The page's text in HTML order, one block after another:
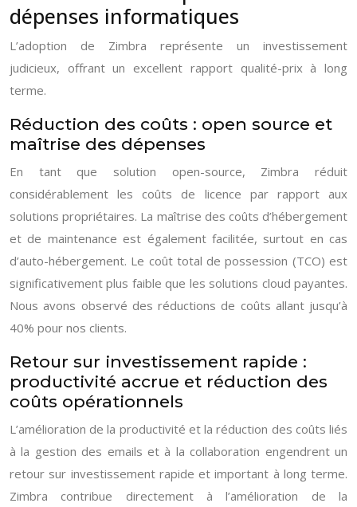
dépenses informatiques
L’adoption de Zimbra représente un investissement
judicieux, offrant un excellent rapport qualité-prix à long
terme.
Réduction des coûts : open source et
maîtrise des dépenses
En tant que solution open-source, Zimbra réduit
considérablement les coûts de licence par rapport aux
solutions propriétaires. La maîtrise des coûts d’hébergement
et de maintenance est également facilitée, surtout en cas
d’auto-hébergement. Le coût total de possession (TCO) est
significativement plus faible que les solutions cloud payantes.
Nous avons observé des réductions de coûts allant jusqu’à
40% pour nos clients.
Retour sur investissement rapide :
productivité accrue et réduction des
coûts opérationnels
L’amélioration de la productivité et la réduction des coûts liés
à la gestion des emails et à la collaboration engendrent un
retour sur investissement rapide et important à long terme.
Zimbra contribue directement à l’amélioration de la